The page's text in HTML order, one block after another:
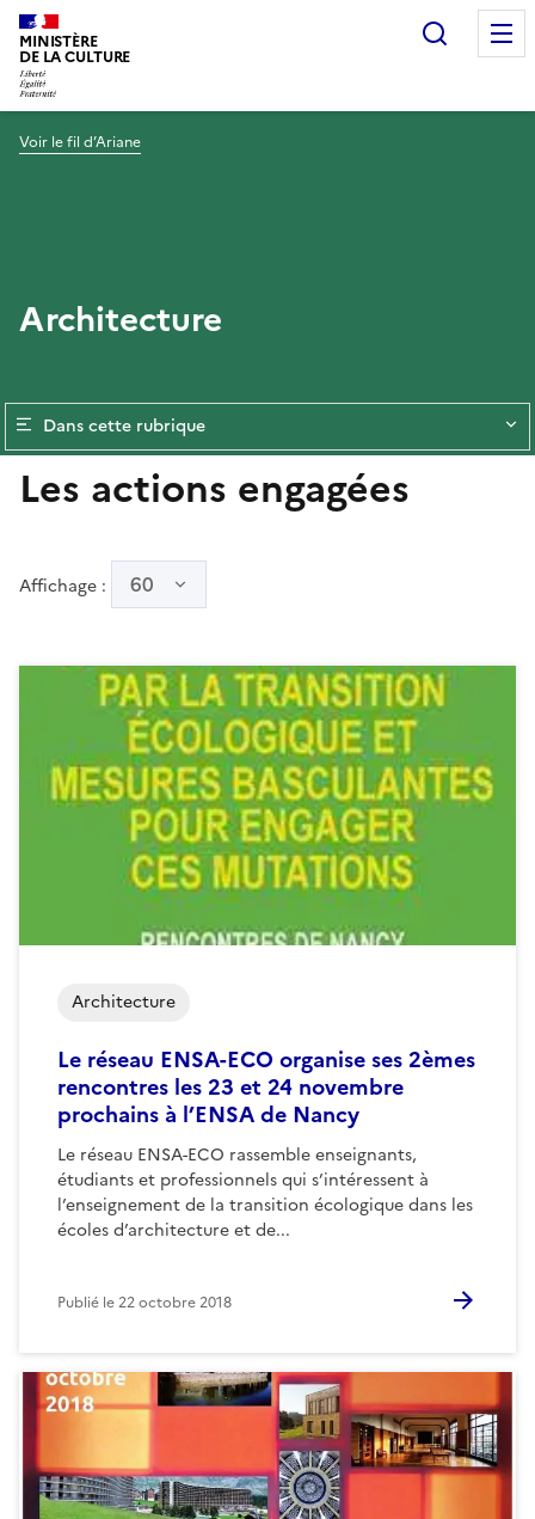
MINISTÈRE
DE LA CULTURE
Voir le fil d’Ariane
Architecture
Dans cette rubrique
Les actions engagées
Affichage : 60
Le réseau ENSA-ECO organise ses 2èmes
rencontres les 23 et 24 novembre
prochains à l’ENSA de Nancy
Le réseau ENSA-ECO rassemble enseignants,
étudiants et professionnels qui s’intéressent à
l’enseignement de la transition écologique dans les
écoles d’architecture et de...
Architecture
Publié le22 octobre 2018